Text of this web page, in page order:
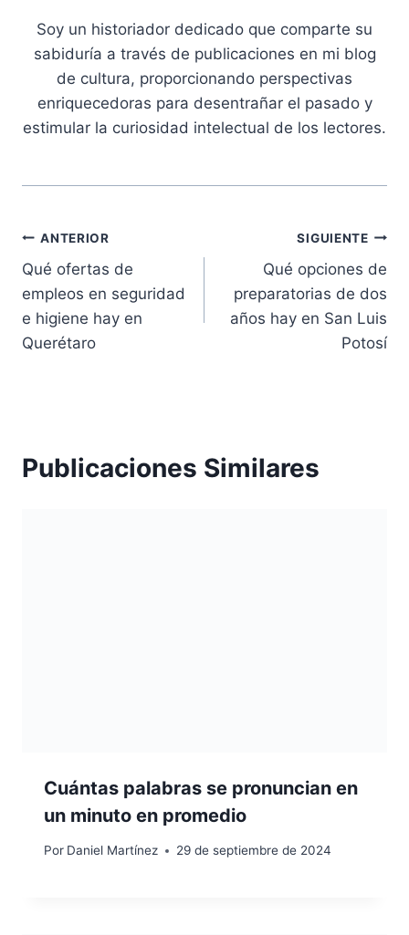
Soy un historiador dedicado que comparte su
sabiduría a través de publicaciones en mi blog
de cultura, proporcionando perspectivas
enriquecedoras para desentrañar el pasado y
estimular la curiosidad intelectual de los lectores.
Navegación
de
entradas
ANTERIOR
Qué ofertas de
empleos en seguridad
e higiene hay en
Querétaro
SIGUIENTE
Qué opciones de
preparatorias de dos
años hay en San Luis
Potosí
Publicaciones Similares
Cuántas palabras se pronuncian en
un minuto en promedio
Por Daniel Martínez 29 de septiembre de 2024